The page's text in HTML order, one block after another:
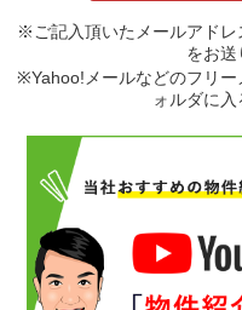
※ご記入頂いたメールアド
をお送
※Yahoo!メールなどのフリ
ォルダに入